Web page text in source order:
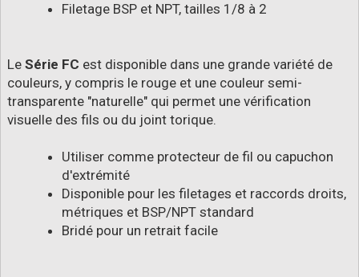
Filetage BSP et NPT, tailles 1/8 à 2
Le Série FC est disponible dans une grande variété de
couleurs, y compris le rouge et une couleur semi-
transparente "naturelle" qui permet une vérification
visuelle des fils ou du joint torique.
Utiliser comme protecteur de fil ou capuchon
d'extrémité
Disponible pour les filetages et raccords droits,
métriques et BSP/NPT standard
Bridé pour un retrait facile